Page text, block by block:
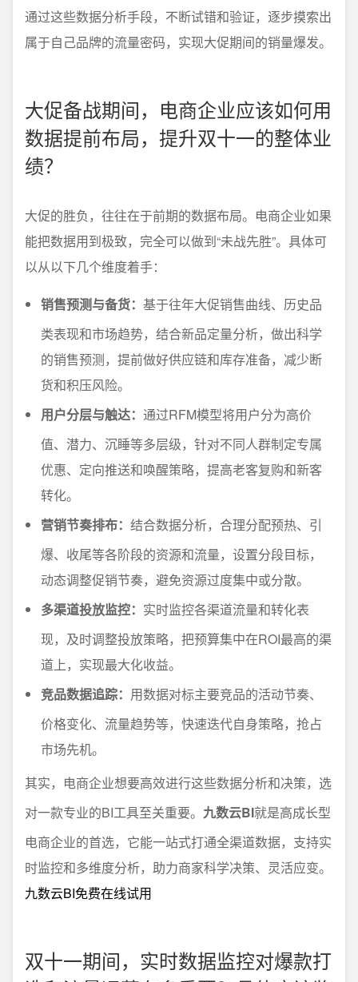
通过这些数据分析手段，不断试错和验证，逐步摸索出
属于自己品牌的流量密码，实现大促期间的销量爆发。
大促备战期间，电商企业应该如何用
数据提前布局，提升双十一的整体业
绩？
大促的胜负，往往在于前期的数据布局。电商企业如果
能把数据用到极致，完全可以做到“未战先胜”。具体可
以从以下几个维度着手：
销售预测与备货： 基于往年大促销售曲线、历史品
类表现和市场趋势，结合新品定量分析，做出科学
的销售预测，提前做好供应链和库存准备，减少断
货和积压风险。
用户分层与触达： 通过RFM模型将用户分为高价
值、潜力、沉睡等多层级，针对不同人群制定专属
优惠、定向推送和唤醒策略，提高老客复购和新客
转化。
营销节奏排布： 结合数据分析，合理分配预热、引
爆、收尾等各阶段的资源和流量，设置分段目标，
动态调整促销节奏，避免资源过度集中或分散。
多渠道投放监控： 实时监控各渠道流量和转化表
现，及时调整投放策略，把预算集中在ROI最高的渠
道上，实现最大化收益。
竞品数据追踪： 用数据对标主要竞品的活动节奏、
价格变化、流量趋势等，快速迭代自身策略，抢占
市场先机。
其实，电商企业想要高效进行这些数据分析和决策，选
对一款专业的BI工具至关重要。 九数云BI就是高成长型
电商企业的首选，它能一站式打通全渠道数据，支持实
时监控和多维度分析，助力商家科学决策、灵活应变。
九数云BI免费在线试用
双十一期间，实时数据监控对爆款打